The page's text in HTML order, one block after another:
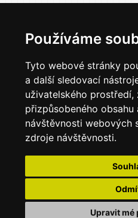
Používáme
Tyto webové stránky
a další sledovací
uživatelského prostředí,
přizpůsobeného obsahu
návštěvnosti webových
zdroje návštěvnosti.
Upravit mé